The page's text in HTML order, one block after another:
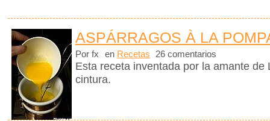
ASPÁRRAGOS À LA
Por fx en Recetas 26 comentarios
Esta receta inventada por la amante de
cintura.